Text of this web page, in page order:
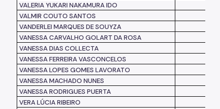
VALERIA YUKARI NAKAMURA IDO
VALMIR COUTO SANTOS
VANDERLEI MARQUES DE SOUYZA
VANESSA CARVALHO GOLART DA ROSA
VANESSA DIAS COLLECTA
VANESSA FERREIRA VASCONCELOS
VANESSA LOPES GOMES LAVORATO
VANESSA MACHADO NUNES
VANESSA RODRIGUES PUERTA
VERA LÚCIA RIBEIRO